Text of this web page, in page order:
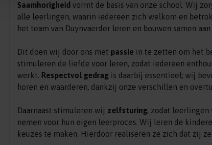
Saamhorigheid vormt de basis van onze school. Wij
alle leerlingen, waarin iedereen zich welkom en
het team van Duynvaerder leren en bouwen samen
Dit doen wij door ons met passie in te zetten om het
stimuleren de liefde voor leren, zodat iedereen
werkt. Respectvol gedrag is daarbij essentieel; wij
horen en waarderen, dankzij onze verschillen en
Daarnaast stimuleren wij zelfsturing, zodat
nemen voor hun eigen leerproces. Wij leren de
keuzes te maken. Hierdoor realiseren ze zich dat zij